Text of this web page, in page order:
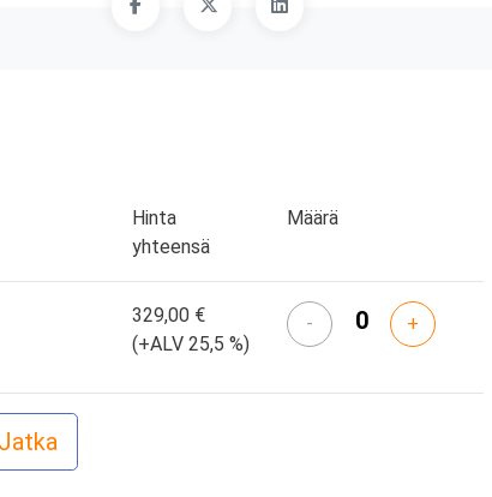
Hinta
yhteensä
Määrä
329,00 €
(+ALV 25,5 %)
- +